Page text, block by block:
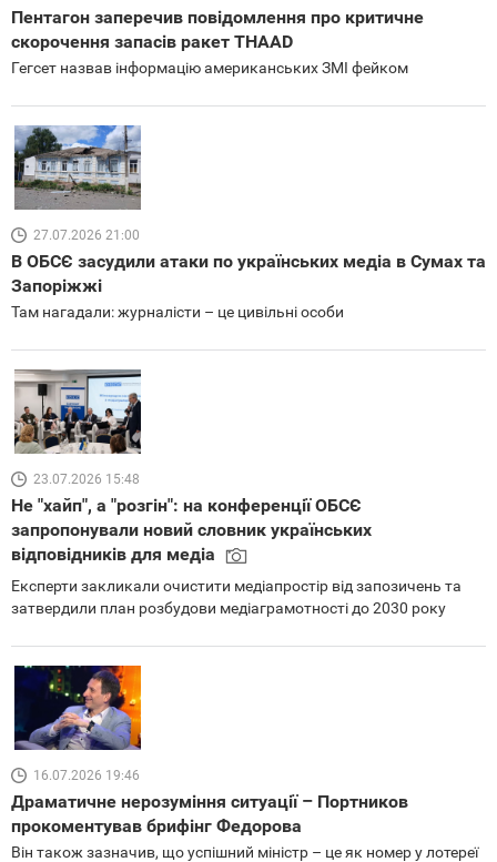
Пентагон заперечив повідомлення про критичне
скорочення запасів ракет THAAD
Гегсет назвав інформацію американських ЗМІ фейком
27.07.2026 21:00
В ОБСЄ засудили атаки по українських медіа в Сумах та
Запоріжжі
Там нагадали: журналісти – це цивільні особи
23.07.2026 15:48
Не "хайп", а "розгін": на конференції ОБСЄ
запропонували новий словник українських
відповідників для медіа
Експерти закликали очистити медіапростір від запозичень та
затвердили план розбудови медіаграмотності до 2030 року
16.07.2026 19:46
Драматичне нерозуміння ситуації – Портников
прокоментував брифінг Федорова
Він також зазначив, що успішний міністр – це як номер у лотереї